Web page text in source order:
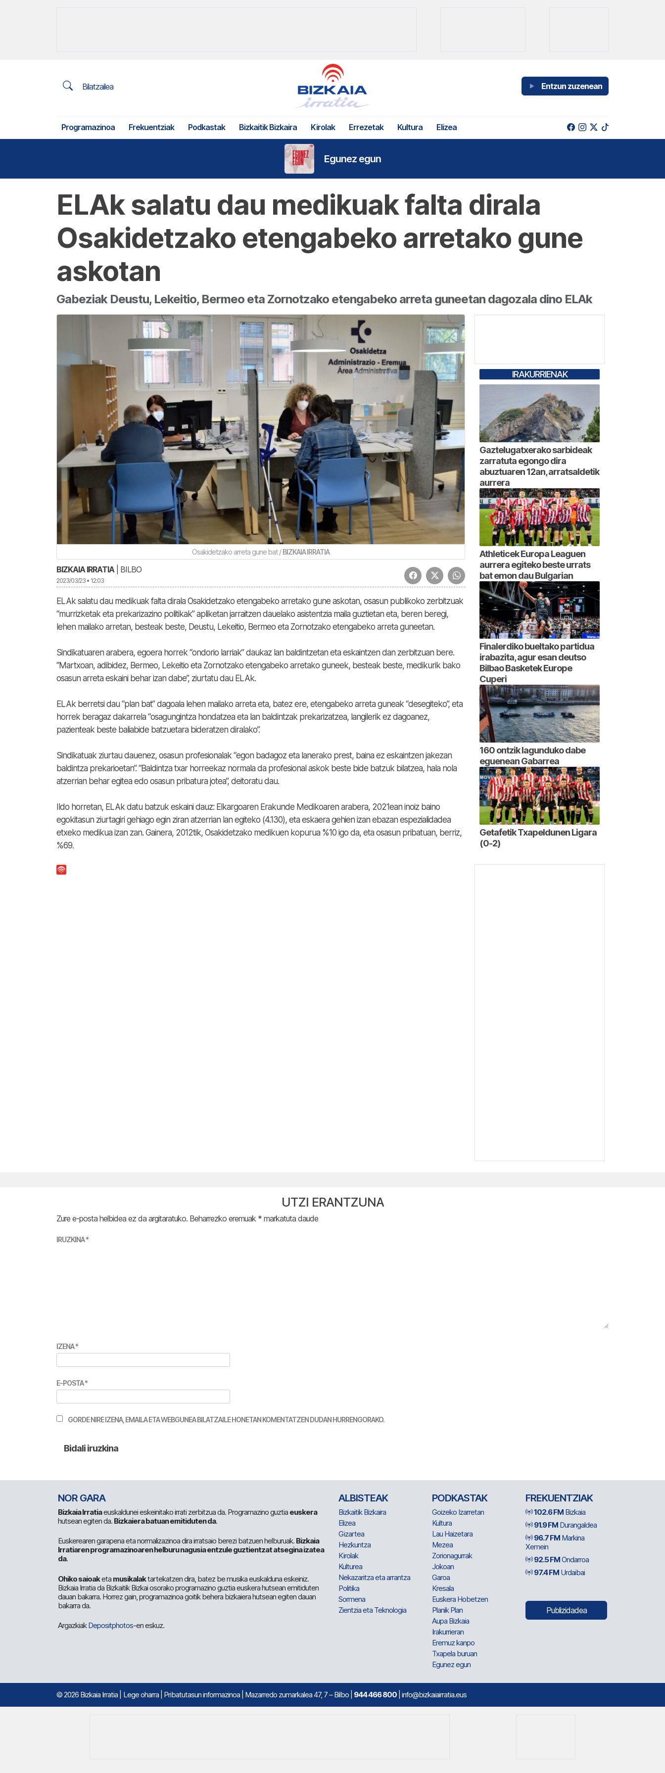
Bilatzailea Entzun zuzenean
Programazinoa Frekuentziak Podkastak Bizkaitik Bizkaira Kirolak Errezetak Kultura Elizea
Egunez egun
ELAk salatu dau medikuak falta dirala
Osakidetzako etengabeko arretako gune
askotan
Gabeziak Deustu, Lekeitio, Bermeo eta Zornotzako etengabeko arreta guneetan dagozala dino ELAk
Osakidetzako arreta gune bat /BIZKAIA IRRATIA
BIZKAIA IRRATIA| BILBO
2023/03/23 • 12:03
ELAk salatu dau medikuak falta dirala Osakidetzako etengabeko arretako gune askotan, osasun publikoko zerbitzuak
“murrizketak eta prekarizazino politikak” apliketan jarraitzen dauelako asistentzia maila guztietan eta, beren beregi,
lehen mailako arretan, besteak beste, Deustu, Lekeitio, Bermeo eta Zornotzako etengabeko arreta guneetan.
Sindikatuaren arabera, egoera horrek “ondorio larriak” daukaz lan baldintzetan eta eskaintzen dan zerbitzuan bere.
“Martxoan, adibidez, Bermeo, Lekeitio eta Zornotzako etengabeko arretako guneek, besteak beste, medikurik bako
osasun arreta eskaini behar izan dabe”, ziurtatu dau ELAk.
ELAk berretsi dau “plan bat” dagoala lehen mailako arreta eta, batez ere, etengabeko arreta guneak “desegiteko”, eta
horrek beragaz dakarrela “osagungintza hondatzea eta lan baldintzak prekarizatzea, langilerik ez dagoanez,
pazienteak beste baliabide batzuetara bideratzen diralako”.
Sindikatuak ziurtau dauenez, osasun profesionalak “egon badagoz eta lanerako prest, baina ez eskaintzen jakezan
baldintza prekarioetan”. “Baldintza txar horreekaz normala da profesional askok beste bide batzuk bilatzea, hala nola
atzerrian behar egitea edo osasun pribatura jotea”, deitoratu dau.
Ildo horretan, ELAk datu batzuk eskaini dauz: Elkargoaren Erakunde Medikoaren arabera, 2021ean inoiz baino
egokitasun ziurtagiri gehiago egin ziran atzerrian lan egiteko (4.130), eta eskaera gehien izan ebazan espezialidadea
etxeko medikua izan zan. Gainera, 2012tik, Osakidetzako medikuen kopurua %10 igo da, eta osasun pribatuan, berriz,
%69.
IRAKURRIENAK
Gaztelugatxerako sarbideak
zarratuta egongo dira
abuztuaren 12an, arratsaldetik
aurrera
Athleticek Europa Leaguen
aurrera egiteko beste urrats
bat emon dau Bulgarian
Finalerdiko bueltako partidua
irabazita, agur esan deutso
Bilbao Basketek Europe
Cuperi
160 ontzik lagunduko dabe
eguenean Gabarrea
Getafetik Txapeldunen Ligara
(0-2)
UTZI ERANTZUNA
Zure e-posta helbidea ez da argitaratuko. Beharrezko eremuak * markatuta daude
IRUZKINA*
IZENA*
E-POSTA*
GORDE NIRE IZENA, EMAILA ETA WEBGUNEA BILATZAILE HONETAN KOMENTATZEN DUDAN HURRENGORAKO.
NOR GARA
Bizkaia Irratiaeuskaldunei eskeinitako irrati zerbitzua da. Programazino guztia euskera
hutsean egiten da. Bizkaiera batuan emitiduten da.
Euskerearen garapena eta normalizazinoa dira irratsaio berezi batzuen helburuak. Bizkaia
Irratiaren programazinoaren helburu nagusia entzule guztientzat atsegina izatea
da.
Ohiko saioaketa musikalaktartekatzen dira, batez be musika euskalduna eskeiniz.
Bizkaia Irratia da Bizkaitik Bizkai osorako programazino guztia euskera hutsean emitiduten
dauan bakarra. Horrez gain, programazinoa goitik behera bizkaiera hutsean egiten dauan
bakarra da.
ArgazkiakDepositphotos-en eskuz.
ALBISTEAK
Bizkaitik Bizkaira
Elizea
Gizartea
Hezkuntza
Kirolak
Kulturea
Nekazaritza eta arrantza
Politika
Sormena
Zientzia eta Teknologia
PODKASTAK
Goizeko Izarretan
Kultura
Lau Haizetara
Mezea
Zorionagurrak
Jokoan
Garoa
Kresala
Euskera Hobetzen
Planik Plan
Aupa Bizkaia
Irakurrieran
Eremuz kanpo
Txapela buruan
Egunez egun
FREKUENTZIAK
102.6 FM Bizkaia
91.9 FM Durangaldea
96.7 FM Markina
Xemein
92.5 FMOndarroa
97.4 FM Urdaibai
Publizidadea
© 2026 Bizkaia Irratia Lege oharra Pribatutasun informazinoa | Mazarredo zumarkalea 47, 7 – Bilbo | 944 466 800 | info@bizkaiairratia.eus